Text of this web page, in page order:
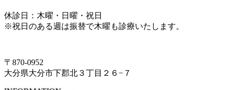
休診日：木曜・日曜・祝日
※祝日のある週は振替で木曜も診療いたします。
〒870-0952
大分県大分市下郡北３丁目２６−７